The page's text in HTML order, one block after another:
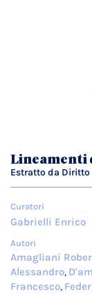
galleria
di
immagini
Lineamenti
Estratto da Diritto
Curatori
Gabrielli Enrico
Autori
Amagliani
Alessandro,
Francesco,